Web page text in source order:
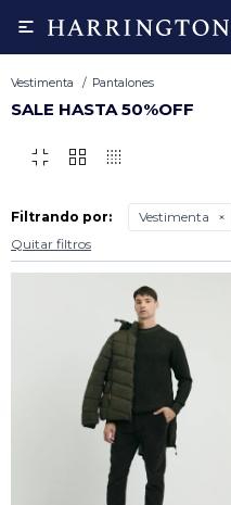

Vestimenta Pantalones
SALE HASTA 50%OFF
fullscreen_exit grid_view transition_dissolve
Filtrando por: Vestimenta
Quitar filtros